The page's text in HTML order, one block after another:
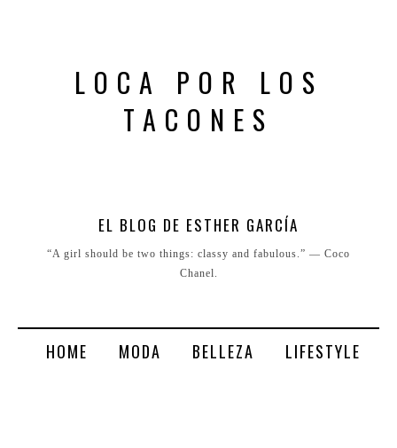
LOCA POR LOS
TACONES
EL BLOG DE ESTHER GARCÍA
“A girl should be two things: classy and fabulous.” ― Coco
Chanel.
HOME MODA BELLEZA LIFESTYLE